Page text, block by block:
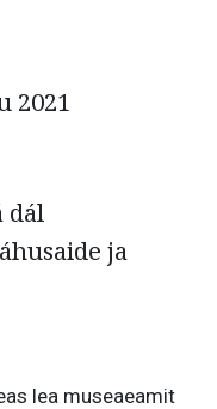
2021
dál
ja
lea museaeamit